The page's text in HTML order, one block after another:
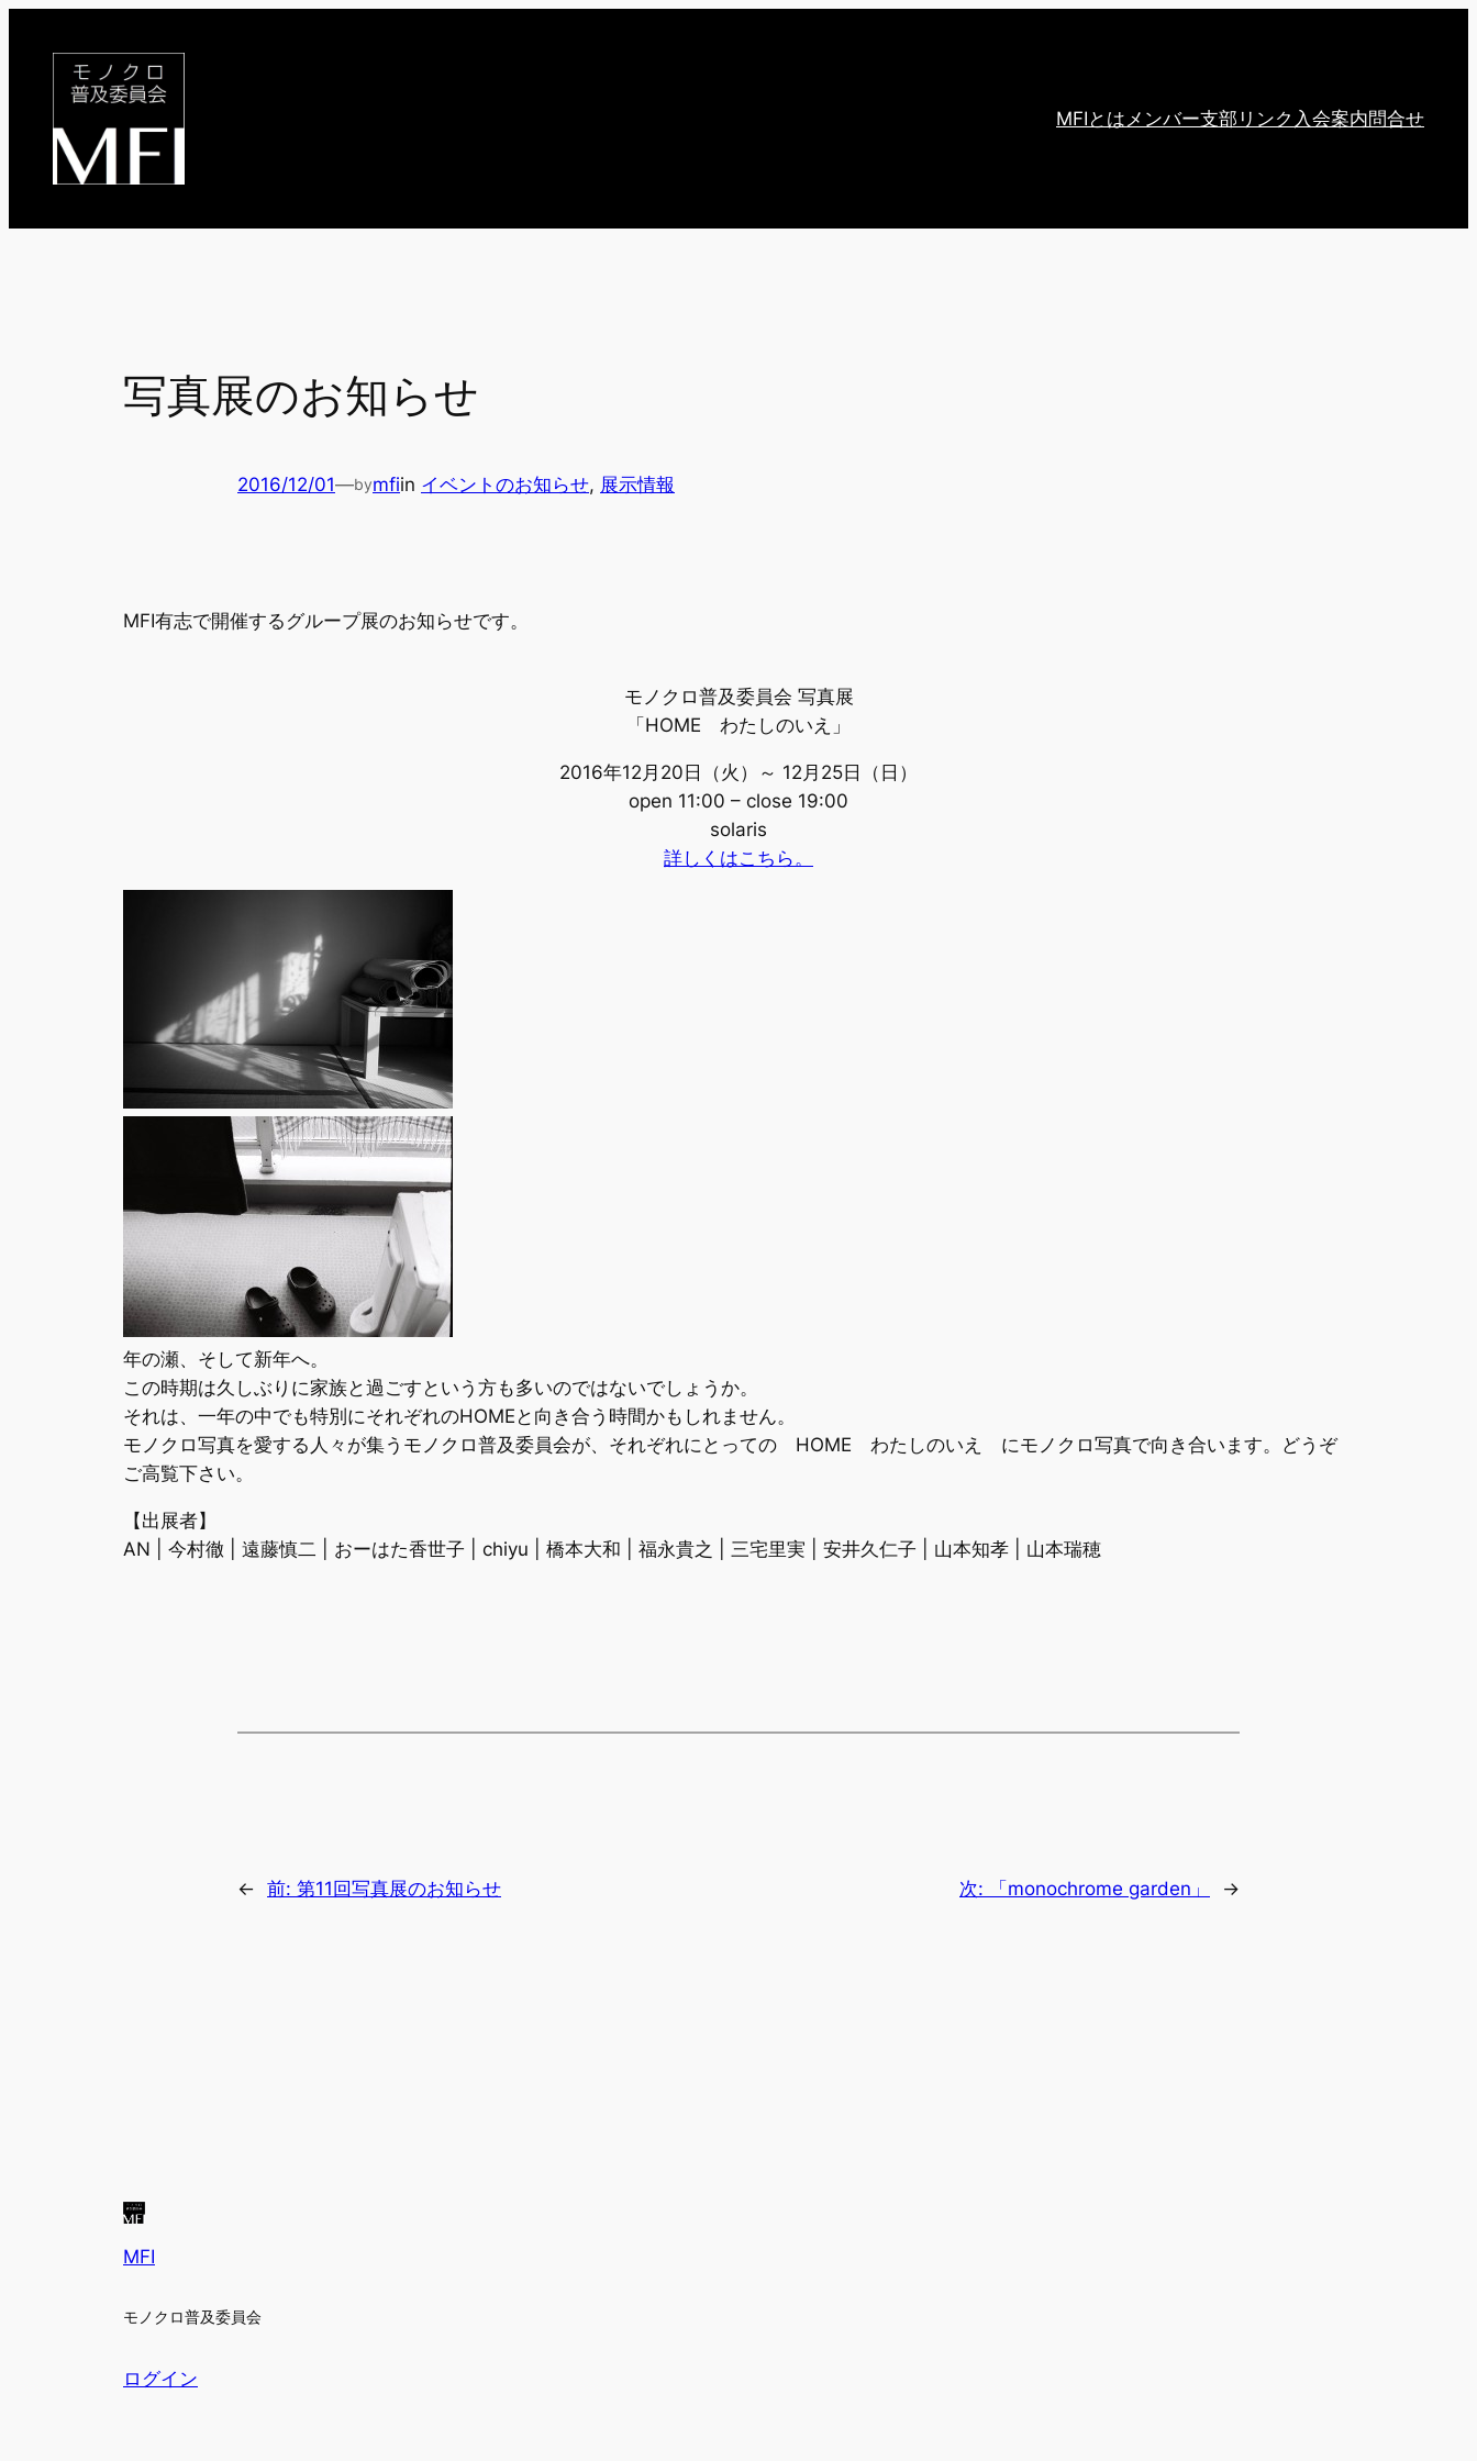
MFIとはメンバー支部 リンク 入会案内問合せ
写真展のお知らせ
2016/12/01—bymfiin イベントのお知らせ, 展示情報
MFI有志で開催するグループ展のお知らせです。
モノクロ普及委員会 写真展
「HOME わたしのいえ」
2016年12月20日（火）～ 12月25日（日）
open 11:00 – close 19:00
solaris
詳しくはこちら。
年の瀬、そして新年へ。
この時期は久しぶりに家族と過ごすという方も多いのではないでしょうか。
それは、一年の中でも特別にそれぞれのHOMEと向き合う時間かもしれません。
モノクロ写真を愛する人々が集うモノクロ普及委員会が、それぞれにとっての HOME わたしのいえ にモノクロ写真で向き合います。どうぞ
ご高覧下さい。
【出展者】
AN | 今村徹 | 遠藤慎二 | おーはた香世子 | chiyu | 橋本大和 | 福永貴之 | 三宅里実 | 安井久仁子 | 山本知孝 | 山本瑞穂
← 前: 第11回写真展のお知らせ 次: 「monochrome garden」 →
MFI
モノクロ普及委員会
ログイン